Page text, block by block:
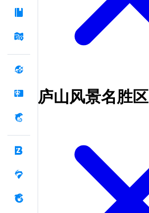
庐山风景名胜区